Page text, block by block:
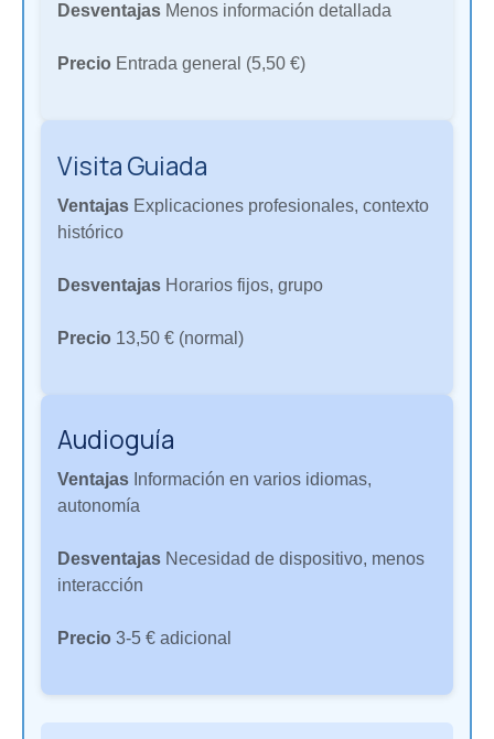
Desventajas Menos información detallada
Precio Entrada general (5,50 €)
Visita Guiada
Ventajas Explicaciones profesionales, contexto
histórico
Desventajas Horarios fijos, grupo
Precio 13,50 € (normal)
Audioguía
Ventajas Información en varios idiomas,
autonomía
Desventajas Necesidad de dispositivo, menos
interacción
Precio 3-5 € adicional